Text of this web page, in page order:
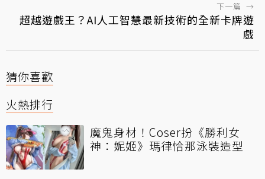
下一篇 →
超越遊戲王？AI人工智慧最新技術的全新卡牌遊
戲
猜你喜歡
火熱排行
魔鬼身材！Coser扮《勝利女
神：妮姬》瑪律恰那泳裝造型